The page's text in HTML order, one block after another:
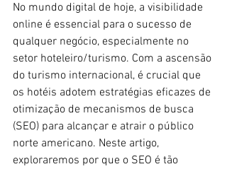
No mundo digital de hoje, a visibilidade
online é essencial para o sucesso de
qualquer negócio, especialmente no
setor hoteleiro/turismo. Com a ascensão
do turismo internacional, é crucial que
os hotéis adotem estratégias eficazes de
otimização de mecanismos de busca
(SEO) para alcançar e atrair o público
norte americano. Neste artigo,
exploraremos por que o SEO é tão